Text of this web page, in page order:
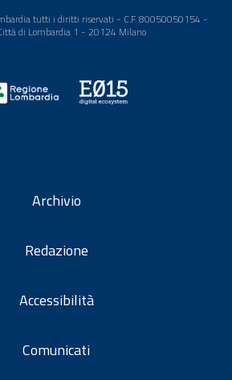
tutti i diritti riservati - C.F. 80050050154 -
di Lombardia 1 - 20124 Milano
Archivio
Redazione
Accessibilità
Comunicati